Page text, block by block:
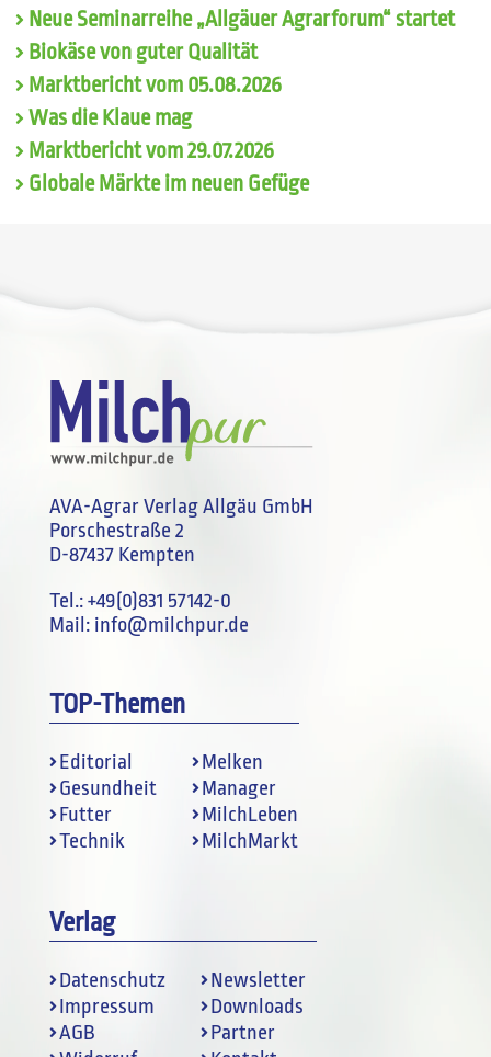
Neue Seminarreihe „Allgäuer Agrarforum“ startet
Biokäse von guter Qualität
Marktbericht vom 05.08.2026
Was die Klaue mag
Marktbericht vom 29.07.2026
Globale Märkte im neuen Gefüge
AVA-Agrar Verlag Allgäu GmbH
Porschestraße 2
D-87437 Kempten
Tel.:+49(0)831 57142-0
Mail: info@milchpur.de
TOP-Themen
Editorial
Gesundheit
Futter
Technik
Melken
Manager
MilchLeben
MilchMarkt
Verlag
Datenschutz
Impressum
AGB
Newsletter
Downloads
Partner